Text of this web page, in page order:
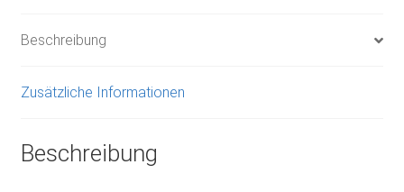
Beschreibung
Zusätzliche Informationen
Beschreibung